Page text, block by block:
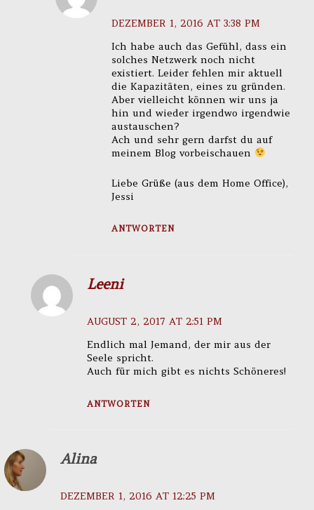
DEZEMBER 1, 2016 AT 3:38 PM
Ich habe auch das Gefühl, dass ein
solches Netzwerk noch nicht
existiert. Leider fehlen mir aktuell
die Kapazitäten, eines zu gründen.
Aber vielleicht können wir uns ja
hin und wieder irgendwo irgendwie
austauschen?
Ach und sehr gern darfst du auf
meinem Blog vorbeischauen
Liebe Grüße (aus dem Home Office),
Jessi
ANTWORTEN
Leeni
AUGUST 2, 2017 AT 2:51 PM
Endlich mal Jemand, der mir aus der
Seele spricht.
Auch für mich gibt es nichts Schöneres!
ANTWORTEN
Alina
DEZEMBER 1, 2016 AT 12:25 PM